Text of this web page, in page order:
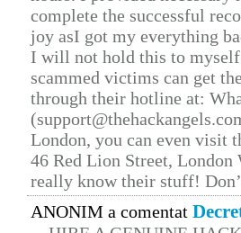
complete the successful
joy asI got my everything
I will not hold this to
scammed victims can get
through their hotline at:
London, you can even visit
46 Red Lion Street, London
really know their stuff!
ANONIM a comentat